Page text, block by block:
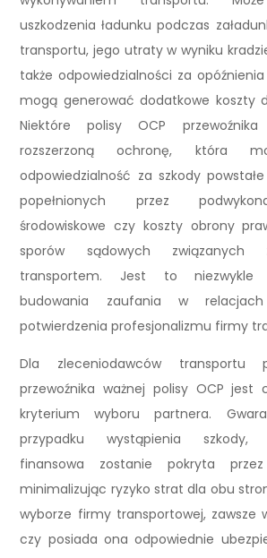
uszkodzenia ładunku podczas
transportu, jego utraty w wyniku
także odpowiedzialności za
mogą generować dodatkowe koszty
Niektóre polisy OCP
rozszerzoną ochronę, która
odpowiedzialność za szkody
popełnionych przez
środowiskowe czy koszty obrony
sporów sądowych związanych
transportem. Jest to niezwykle
budowania zaufania w
potwierdzenia profesjonalizmu firmy
Dla zleceniodawców transportu
przewoźnika ważnej polisy OCP jest
kryterium wyboru partnera.
przypadku wystąpienia szkody,
finansowa zostanie pokryta przez
minimalizując ryzyko strat dla obu
wyborze firmy transportowej, zawsze
czy posiada ona odpowiednie